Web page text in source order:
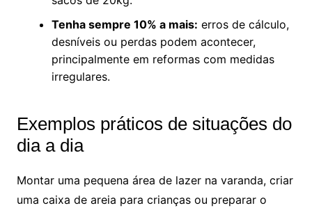
Tenha sempre 10% a mais: erros de cálculo,
desníveis ou perdas podem acontecer,
principalmente em reformas com medidas
irregulares.
Exemplos práticos de situações do
dia a dia
Montar uma pequena área de lazer na varanda, criar
uma caixa de areia para crianças ou preparar o